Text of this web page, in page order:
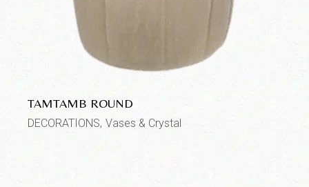
TAMTAMB ROUND
DECORATIONS Vases & Crystal